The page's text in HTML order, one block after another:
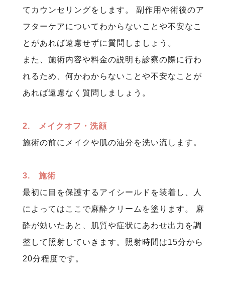
てカウンセリングをします。 副作用や術後のア
フターケアについてわからないことや不安なこ
とがあれば遠慮せずに質問しましょう。
また、施術内容や料金の説明も診察の際に行わ
れるため、何かわからないことや不安なことが
あれば遠慮なく質問しましょう。
2. メイクオフ・洗顔
施術の前にメイクや肌の油分を洗い流します。
3. 施術
最初に目を保護するアイシールドを装着し、人
によってはここで麻酔クリームを塗ります。 麻
酔が効いたあと、肌質や症状にあわせ出力を調
整して照射していきます。照射時間は15分から
20分程度です。